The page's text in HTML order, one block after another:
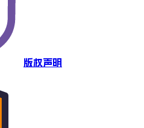
版权声明